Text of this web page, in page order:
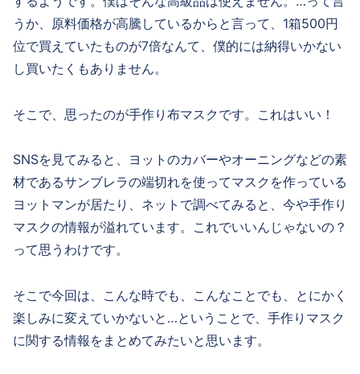
うか、原料価格が高騰しているからと言って、1箱500円
位で買えていたものが7倍なんて、僕的には納得いかない
し買いたくもありません。
そこで、思ったのが手作り布マスクです。これはいい！
SNSを見てみると、ヨットのカバーやオーニングなどの素
材であるサンブレラの端切れを使ってマスクを作っている
ヨットマンが居たり、ネットで調べてみると、今や手作り
マスクの情報が溢れています。これでいいんじゃないの？
って思うわけです。
そこで今回は、こんな時でも、こんなことでも、とにかく
楽しみに変えていかないと…ということで、手作りマスク
に関する情報をまとめてみたいと思います。